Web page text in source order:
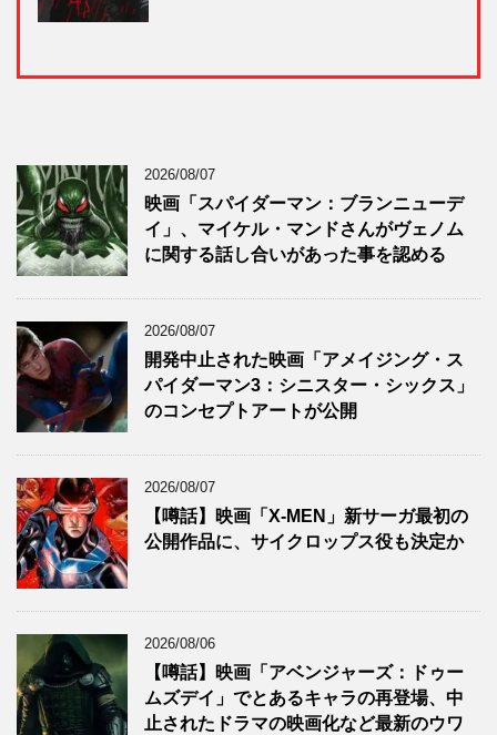
2026/08/07
映画「スパイダーマン：ブランニューデ
イ」、マイケル・マンドさんがヴェノム
に関する話し合いがあった事を認める
2026/08/07
開発中止された映画「アメイジング・ス
パイダーマン3：シニスター・シックス」
のコンセプトアートが公開
2026/08/07
【噂話】映画「X-MEN」新サーガ最初の
公開作品に、サイクロップス役も決定か
2026/08/06
【噂話】映画「アベンジャーズ：ドゥー
ムズデイ」でとあるキャラの再登場、中
止されたドラマの映画化など最新のウワ